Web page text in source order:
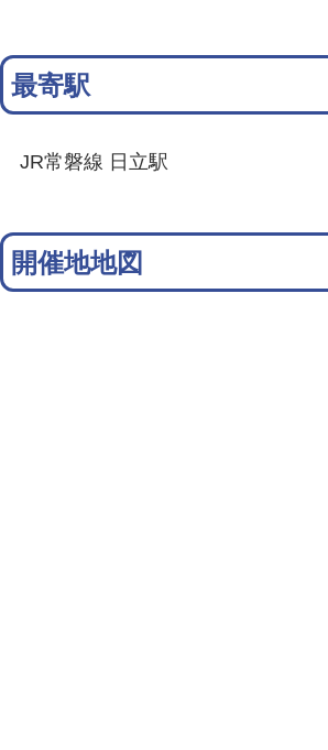
最寄駅
JR常磐線 日立駅
開催地地図